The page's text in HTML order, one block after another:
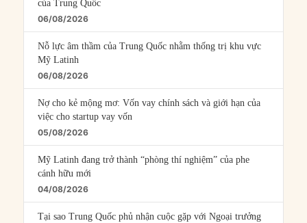
của Trung Quốc
06/08/2026
Nỗ lực âm thầm của Trung Quốc nhằm thống trị khu vực
Mỹ Latinh
06/08/2026
Nợ cho kẻ mộng mơ: Vốn vay chính sách và giới hạn của
việc cho startup vay vốn
05/08/2026
Mỹ Latinh đang trở thành “phòng thí nghiệm” của phe
cánh hữu mới
04/08/2026
Tại sao Trung Quốc phủ nhận cuộc gặp với Ngoại trưởng